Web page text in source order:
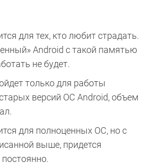
для тех, кто любит страдать.
Android с такой памятью
не будет.
только для работы
версий ОС Android, объем
для полноценных ОС, но с
выше, придется